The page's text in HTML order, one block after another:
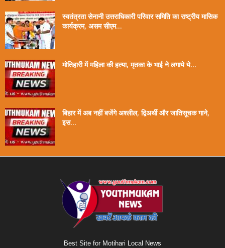
स्वतंत्रता सेनानी उत्तराधिकारी परिवार समिति का राष्ट्रीय मासिक
कार्यक्रम, असम सीएम...
मोतिहारी में महिला की हत्या, मृतका के भाई ने लगाये ये...
बिहार में अब नहीं बजेंगे अश्लील, द्विअर्थी और जातिसूचक गाने,
इस...
Best Site for Motihari Local News